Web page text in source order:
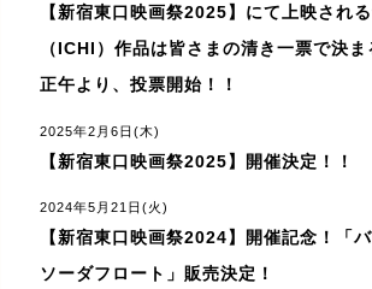
【新宿東口映画祭2025】にて上映され
（ICHI）作品は皆さまの清き一票で決
正午より、投票開始！！
2025年2月6日(木)
【新宿東口映画祭2025】開催決定！！
2024年5月21日(火)
【新宿東口映画祭2024】開催記念！「
ソーダフロート」販売決定！